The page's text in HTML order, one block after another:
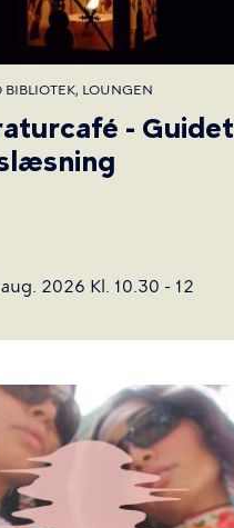
BIBLIOTEK, LOUNGEN
- Guidet
2026 Kl. 10.30 - 12